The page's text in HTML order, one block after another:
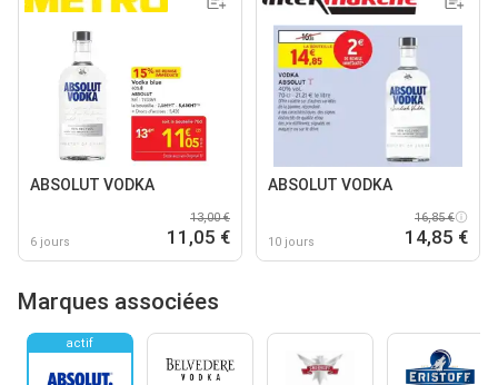
ABSOLUT VODKA
6 jours
13,00 €
11,05 €
ABSOLUT VODKA
10 jours
16,85 €
14,85 €
Marques associées
actif